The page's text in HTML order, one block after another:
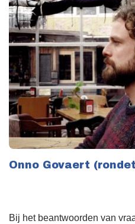
Onno Govaert
Bij het beantwoorden van